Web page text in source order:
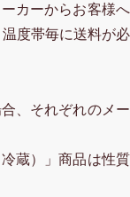
カーからお客様
度帯毎に送料が必
、それぞれのメ
蔵）」商品は性